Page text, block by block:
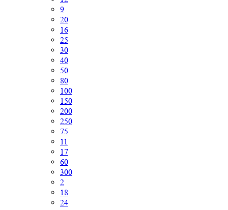
9
20
16
25
30
40
50
80
100
150
200
250
75
11
17
60
300
2
18
24